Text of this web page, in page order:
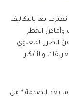
بها بالتكاليف
وأماكن الخطر
الضرر المعنوي
والأفكار
بعد الصدمة * من